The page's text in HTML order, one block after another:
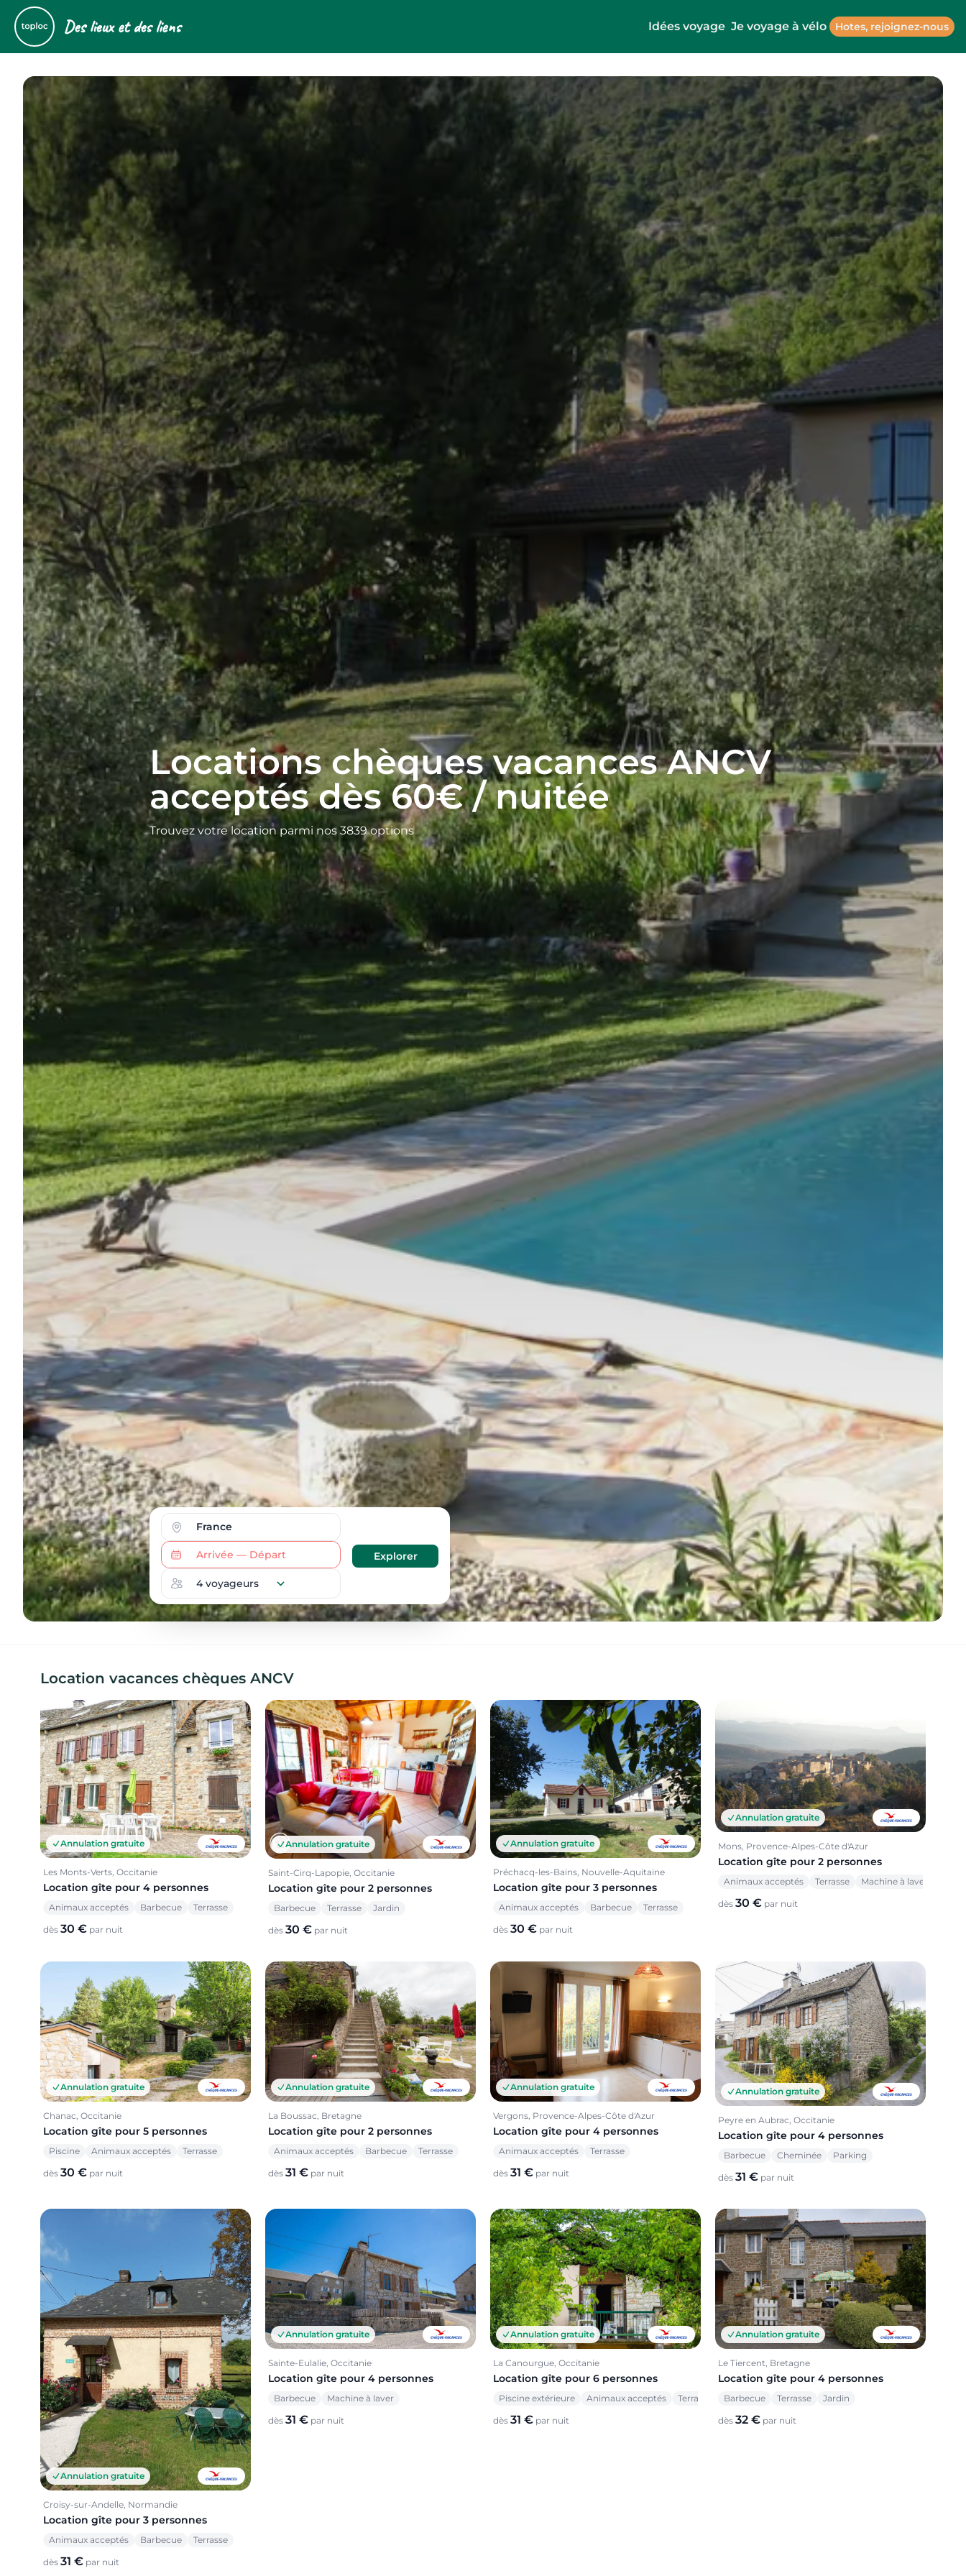
Des lieux et des liens Idées voyage Je voyage à vélo Hotes, rejoignez-nous
Locations chèques vacances ANCV
acceptés dès 60€ / nuitée
Trouvez votre location parmi nos 3839 options
Location vacances chèques ANCV
Annulation gratuite
Les Monts-Verts, Occitanie
Location gîte pour 4 personnes
Animaux acceptés Barbecue Terrasse
dès 30 € par nuit
Annulation gratuite
Saint-Cirq-Lapopie, Occitanie
Location gîte pour 2 personnes
Barbecue Terrasse Jardin
dès 30 € par nuit
Annulation gratuite
Préchacq-les-Bains, Nouvelle-Aquitaine
Location gîte pour 3 personnes
Animaux acceptés Barbecue Terrasse
dès 30 € par nuit
Annulation gratuite
Mons, Provence-Alpes-Côte d'Azur
Location gîte pour 2 personnes
Animaux acceptés Terrasse Machine à laver
dès 30 € par nuit
Annulation gratuite
Chanac, Occitanie
Location gîte pour 5 personnes
Piscine Animaux acceptés Terrasse
dès 30 € par nuit
Annulation gratuite
La Boussac, Bretagne
Location gîte pour 2 personnes
Animaux acceptés Barbecue Terrasse
dès 31 € par nuit
Annulation gratuite
Vergons, Provence-Alpes-Côte d'Azur
Location gîte pour 4 personnes
Animaux acceptés Terrasse
dès 31 € par nuit
Annulation gratuite
Peyre en Aubrac, Occitanie
Location gîte pour 4 personnes
Barbecue Cheminée Parking
dès 31 € par nuit
Annulation gratuite
Croisy-sur-Andelle, Normandie
Location gîte pour 3 personnes
Animaux acceptés Barbecue Terrasse
dès 31 € par nuit
Annulation gratuite
Sainte-Eulalie, Occitanie
Location gîte pour 4 personnes
Barbecue Machine à laver
dès 31 € par nuit
Annulation gratuite
La Canourgue, Occitanie
Location gîte pour 6 personnes
Piscine extérieure Animaux acceptés Terrasse
dès 31 € par nuit
Annulation gratuite
Le Tiercent, Bretagne
Location gîte pour 4 personnes
Barbecue Terrasse Jardin
dès 32 € par nuit